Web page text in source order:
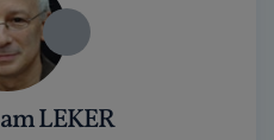
LEKER